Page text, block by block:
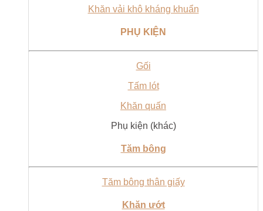
Khăn vải khô kháng khuẩn
PHỤ KIỆN
Gối
Tấm lót
Khăn quấn
Phụ kiện (khác)
Tăm bông
Tăm bông thân giấy
Khăn ướt